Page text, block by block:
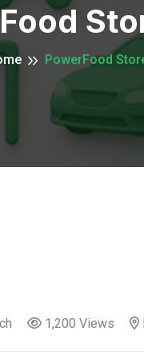
PowerFood
1,200 Views